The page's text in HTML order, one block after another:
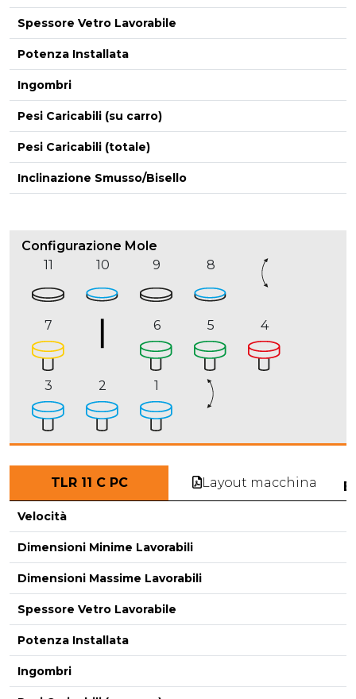
Spessore Vetro Lavorabile
Potenza Installata
Ingombri
Pesi Caricabili (su carro)
Pesi Caricabili (totale)
Inclinazione Smusso/Bisello
Configurazione Mole
11
10 9 8
7 6 5 4
3 2 1
TLR 11 C PC Layout macchina
Velocità
Dimensioni Minime Lavorabili
Dimensioni Massime Lavorabili
Spessore Vetro Lavorabile
Potenza Installata
Ingombri